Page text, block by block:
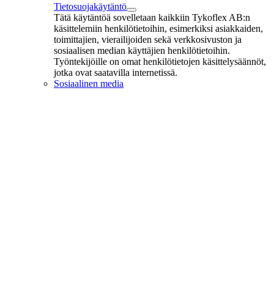
Tietosuojakäytäntö
Tätä käytäntöä sovelletaan kaikkiin Tykoflex AB:n
käsittelemiin henkilötietoihin, esimerkiksi asiakkaiden,
toimittajien, vierailijoiden sekä verkkosivuston ja
sosiaalisen median käyttäjien henkilötietoihin.
Työntekijöille on omat henkilötietojen käsittelysäännöt,
jotka ovat saatavilla internetissä.
Sosiaalinen media